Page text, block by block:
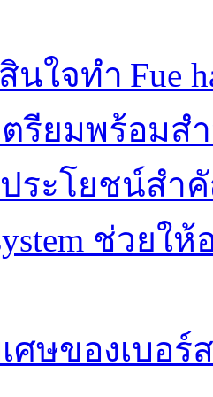
นใจทำ Fue
ตรียมพร้อม
ระโยชน์สำคั
ช่วย
ศษของเบอ